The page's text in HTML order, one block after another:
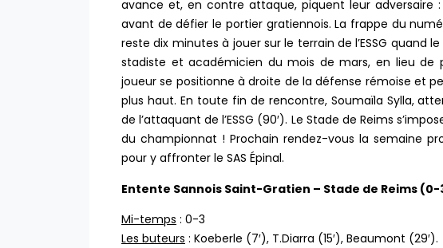
avance et, en contre attaque, piquent leur adversaire
avant de défier le portier gratiennois. La frappe du
reste dix minutes à jouer sur le terrain de l’ESSG quand
stadiste et académicien du mois de mars, en lieu de
joueur se positionne à droite de la défense rémoise et
plus haut. En toute fin de rencontre, Soumaïla Sylla,
de l’attaquant de l’ESSG (90′). Le Stade de Reims
du championnat ! Prochain rendez-vous la semaine
pour y affronter le SAS Épinal.
Entente Sannois Saint-Gratien – Stade de Reims (0-
Mi-temps : 0-3
Les buteurs : Koeberle (7′), T.Diarra (15′), Beaumont (29′).